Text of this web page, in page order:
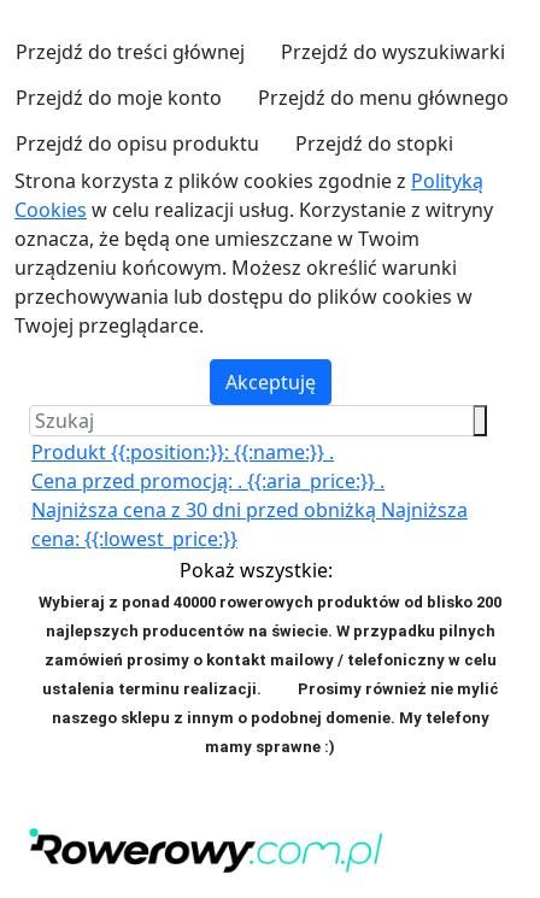
Przejdź do treści głównej
Przejdź do wyszukiwarki
Przejdź do moje konto
Przejdź do menu głównego
Przejdź do opisu produktu
Przejdź do stopki
Strona korzysta z plików cookies zgodnie z Polityką
Cookies w celu realizacji usług. Korzystanie z witryny
oznacza, że będą one umieszczane w Twoim
urządzeniu końcowym. Możesz określić warunki
przechowywania lub dostępu do plików cookies w
Twojej przeglądarce.
Akceptuję
Produkt {{:position:}}: {{:name:}} .
Cena przed promocją: . {{:aria_price:}} .
Najniższa cena z 30 dni przed obniżką Najniższa
cena: {{:lowest_price:}}
Pokaż wszystkie:
Wybieraj z ponad 40000 rowerowych produktów od blisko 200
najlepszych producentów na świecie. W przypadku pilnych
zamówień prosimy o kontakt mailowy / telefoniczny w celu
ustalenia terminu realizacji. Prosimy również nie mylić
naszego sklepu z innym o podobnej domenie. My telefony
mamy sprawne :)